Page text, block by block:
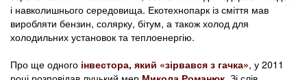
і навколишнього середовища. Екотехнопарк із сміття мав
виробляти бензин, солярку, бітум, а також холод для
холодильних установок та теплоенергію.
Про ще одного інвестора, який «зірвався з гачка», у 2011